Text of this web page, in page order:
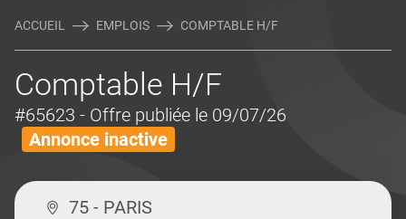
ACCUEIL EMPLOIS COMPTABLE H/F
Comptable H/F
#65623 - Offre publiée le 09/07/26
Annonce inactive
75 - PARIS